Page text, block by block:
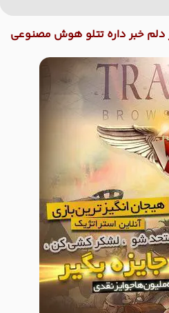
خبر داره تتلو هوش مصنوعی